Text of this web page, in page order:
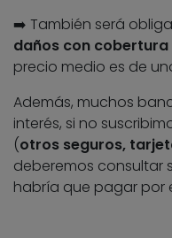
➡️ También será
daños con
precio medio es de
Además, muchos
interés, si no
(otros seguros,
deberemos consultar
habría que pagar por